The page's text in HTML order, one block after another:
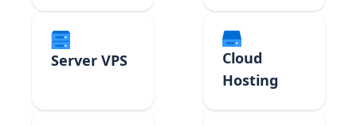
Server VPS
Cloud
Hosting